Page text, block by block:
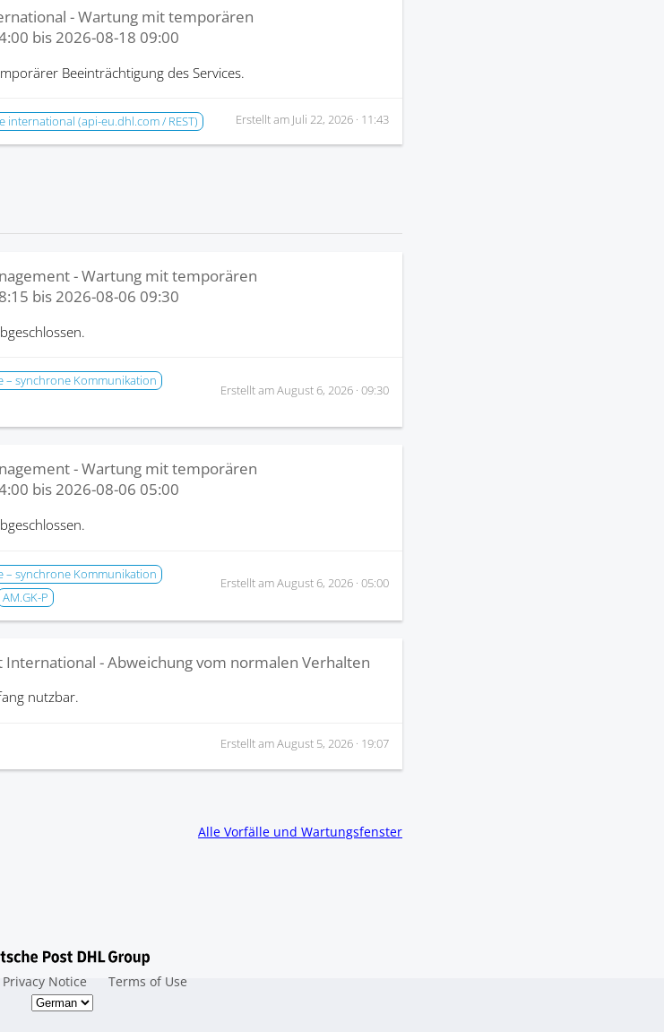
- Wartung mit temporären
bis2026-08-18 09:00
Beeinträchtigung des Services.
international (api-eu.dhl.com / REST) Erstellt am Juli 22, 2026 · 11:43
- Wartung mit temporären
bis2026-08-06 09:30
– synchrone Kommunikation
Erstellt amAugust 6, 2026 · 09:30
- Wartung mit temporären
bis2026-08-06 05:00
– synchrone Kommunikation
AM.GK-P
Erstellt amAugust 6, 2026 · 05:00
International - Abweichung vom normalen Verhalten
nutzbar.
Erstellt amAugust 5, 2026 · 19:07
Alle Vorfälle und Wartungsfenster
Privacy Notice Terms of Use